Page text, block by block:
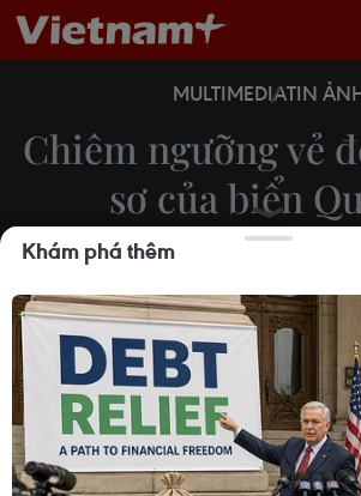
MULTIMEDIATIN
Chiêm ngưỡng vẻ
sơ của biển
Chạy dọc 7 xã của huyện Quỳnh
biển Quỳnh có vẻ đẹp kết hợp
và lạch, với bờ cát mịn, nước biển
cảnh sắc thiên nhiên thơ mộng,
Khám phá thêm